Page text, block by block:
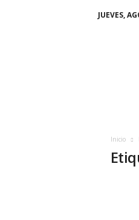
JUEVES,
Inicio